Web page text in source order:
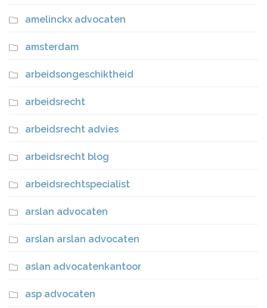
amelinckx advocaten
amsterdam
arbeidsongeschiktheid
arbeidsrecht
arbeidsrecht advies
arbeidsrecht blog
arbeidsrechtspecialist
arslan advocaten
arslan arslan advocaten
aslan advocatenkantoor
asp advocaten